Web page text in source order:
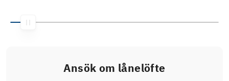
Ansök om lånelöfte